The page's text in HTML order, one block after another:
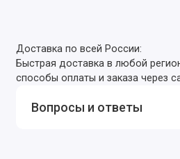
Доставка по всей России:
Быстрая доставка в любой
способы оплаты и заказа через
Вопросы и ответы